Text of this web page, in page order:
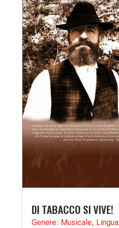
DI TABACCO SI VIVE!
Genere: Musicale,